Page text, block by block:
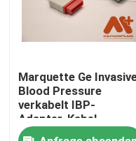
Geduldiges Kabel
wiederverwendbarer
Marquette Ge
Blood Pressure
verkabelt IBP-
Adapter-Kabel -
700075-001